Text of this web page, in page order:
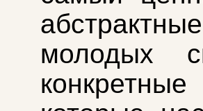
молодых